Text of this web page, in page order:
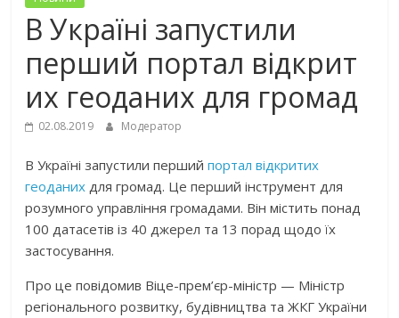
В Україні запустили
перший портал відкрит
их геоданих для громад
02.08.2019 Модератор
В Україні запустили першийпортал відкритих
геоданих для громад. Це перший інструмент для
розумного управління громадами. Він містить понад
100 датасетів із 40 джерел та 13 порад щодо їх
застосування.
Про це повідомив Віце-прем’єр-міністр — Міністр
регіонального розвитку, будівництва та ЖКГ України